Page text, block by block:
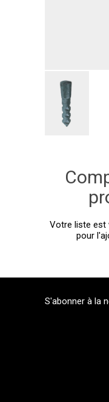
Votre liste est
pour
S'abonner à la